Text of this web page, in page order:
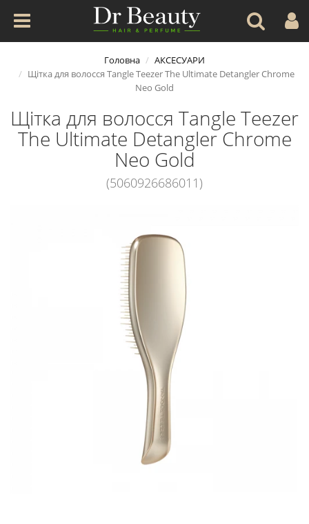
Головна
АКСЕСУАРИ
Щітка для волосся Tangle Teezer The Ultimate Detangler Chrome
Neo Gold
Щітка для волосся Tangle Teezer
The Ultimate Detangler Chrome
Neo Gold
(5060926686011)